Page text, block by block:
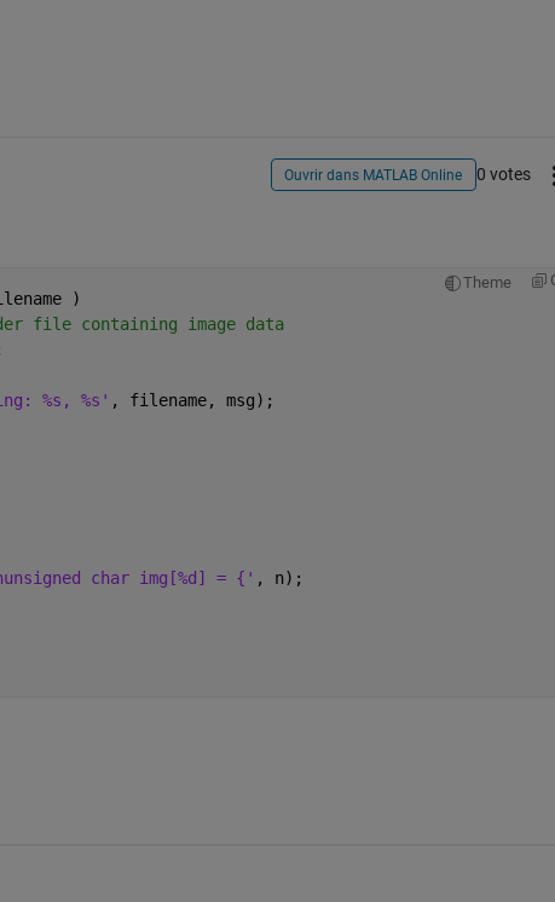
Ouvrir dans MATLAB Online 0 votes
Theme
)
file containing image data
%s, %s' , filename, msg);
char img[%d] = {' , n);